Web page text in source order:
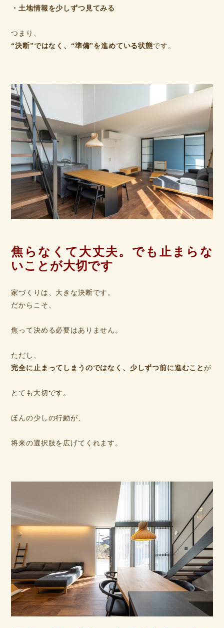
・土地情報を少しずつ見てみる
つまり、
“決断”ではなく、“準備”を進めている状態です。
焦らなくて大丈夫。でも止まらな
いことが大切です
家づくりは、大きな決断です。
だからこそ、
焦って決める必要はありません。
ただし、
完全に止まってしまうのではなく、少しずつ前に進むことが
とても大切です。
ほんの少しの行動が、
将来の選択肢を広げてくれます。